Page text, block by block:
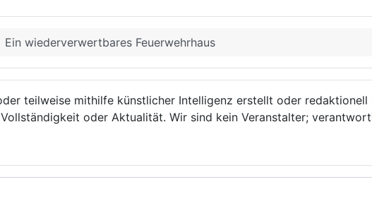
Ein wiederverwertbares Feuerwehrhaus
teilweise mithilfe künstlicher Intelligenz erstellt oder
oder Aktualität. Wir sind kein Veranstalter;